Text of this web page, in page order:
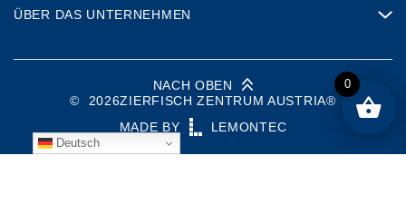
ÜBER DAS UNTERNEHMEN
© 2026ZIERFISCH ZENTRUM AUSTRIA®
MADE BY
LEMONTEC
NACH OBEN
Deutsch
0